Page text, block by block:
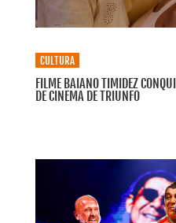
CULTURA
FILME BAIANO TIMIDEZ
DE CINEMA DE TRIUNFO